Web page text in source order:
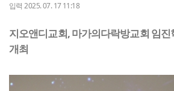
입력 2025. 07. 17 11:18
지오앤디교회, 마가의다락방교회 임진
개최